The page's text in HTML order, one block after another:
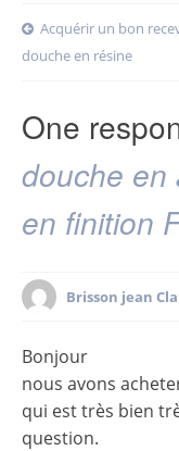
Post
navigation
Acquérir un bon
douche en résine
One
douche en
en finition
Brisson jean
Bonjour
nous avons
qui est très bien
question.